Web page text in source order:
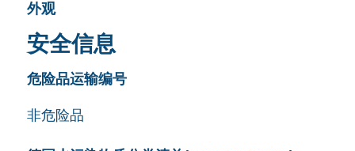
外观
安全信息
危险品运输编号
非危险品